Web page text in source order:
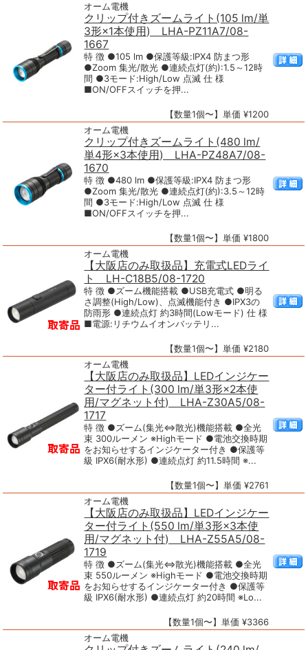
オーム電機
クリップ付きズームライト(105 lm/単
3形×1本使用) LHA-PZ11A7/08-
1667
特 徴 ●105 lm ●保護等級:IPX4 防まつ形
●Zoom 集光/散光 ●連続点灯(約):1.5～12時
間 ●3モード:High/Low 点滅 仕 様
■ON/OFFスイッチを押...
【数量1個〜】単価 ¥1200
オーム電機
クリップ付きズームライト(480 lm/
単4形×3本使用) LHA-PZ48A7/08-
1670
特 徴 ●480 lm ●保護等級:IPX4 防まつ形
●Zoom 集光/散光 ●連続点灯(約):3.5～12時
間 ●3モード:High/Low 点滅 仕 様
■ON/OFFスイッチを押...
【数量1個〜】単価 ¥1800
オーム電機
【大阪店のみ取扱品】充電式LEDライ
ト LH-C18B5/08-1720
特 徴 ●ズーム機能搭載 ●USB充電式 ●明る
さ調整(High/Low)、点滅機能付き ●IPX3の
防雨形 ●連続点灯 約3時間(Lowモード) 仕 様
■電源:リチウムイオンバッテリ...
【数量1個〜】単価 ¥2180
オーム電機
【大阪店のみ取扱品】LEDインジケー
ター付ライト(300 lm/単3形×2本使
用/マグネット付) LHA-Z30A5/08-
1717
特 徴 ●ズーム(集光⇔散光)機能搭載 ●全光
束 300ルーメン ※Highモード ●電池交換時期
をお知らせするインジケーター付き ●保護等
級 IPX6(耐水形) ●連続点灯 約11.5時間 ※...
【数量1個〜】単価 ¥2761
オーム電機
【大阪店のみ取扱品】LEDインジケー
ター付ライト(550 lm/単3形×3本使
用/マグネット付) LHA-Z55A5/08-
1719
特 徴 ●ズーム(集光⇔散光)機能搭載 ●全光
束 550ルーメン ※Highモード ●電池交換時期
をお知らせするインジケーター付き ●保護等
級 IPX6(耐水形) ●連続点灯 約20時間 ※Lo...
【数量1個〜】単価 ¥3366
オーム電機